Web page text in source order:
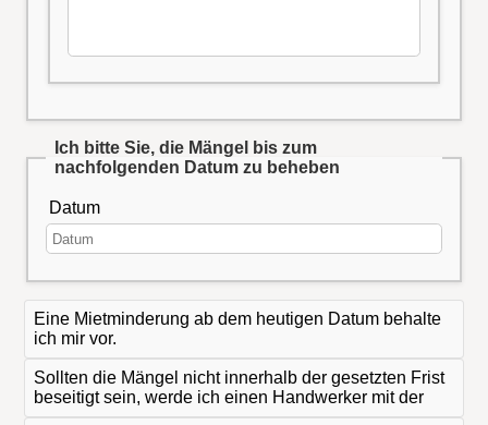
Ich bitte Sie, die Mängel bis zum
nachfolgenden Datum zu beheben
Datum
Eine Mietminderung ab dem heutigen Datum behalte
ich mir vor.
Sollten die Mängel nicht innerhalb der gesetzten Frist
beseitigt sein, werde ich einen Handwerker mit der